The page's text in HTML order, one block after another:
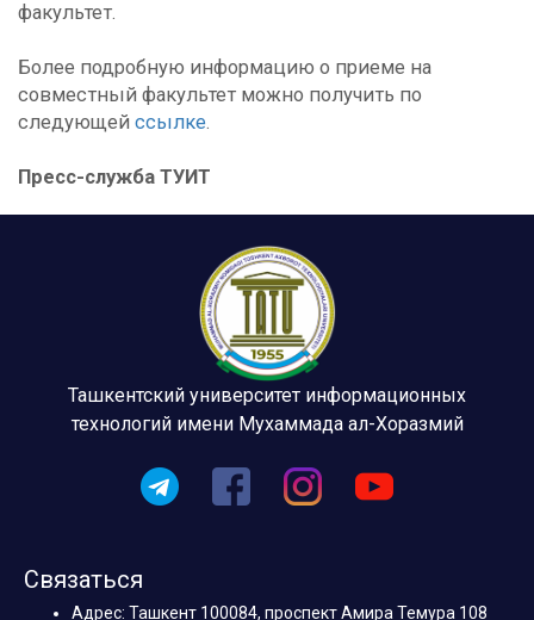
факультет.
Более подробную информацию о приеме на
совместный факультет можно получить по
следующей ссылке.
Пресс-служба ТУИТ
Ташкентский университет информационных
технологий имени Мухаммада ал-Хоразмий
Связаться
Адрес: Ташкент 100084, проспект Амира Темура 108